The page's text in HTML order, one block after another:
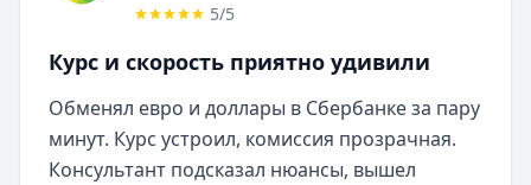
5/5
Курс и скорость приятно удивили
Обменял евро и доллары в Сбербанке за пару
минут. Курс устроил, комиссия прозрачная.
Консультант подсказал нюансы, вышел